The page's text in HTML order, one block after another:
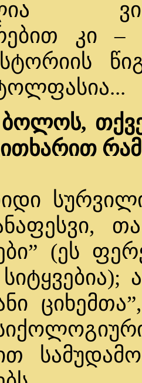
კი –
(ეს